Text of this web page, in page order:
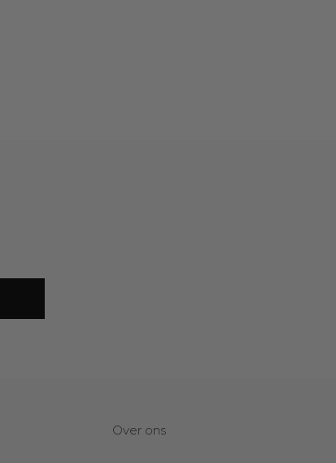
Over ons